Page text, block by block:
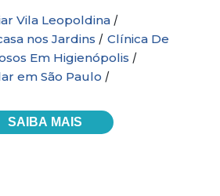
Vila Leopoldina /
nos Jardins / Clínica De
Em Higienópolis /
em São Paulo /
SAIBA MAIS